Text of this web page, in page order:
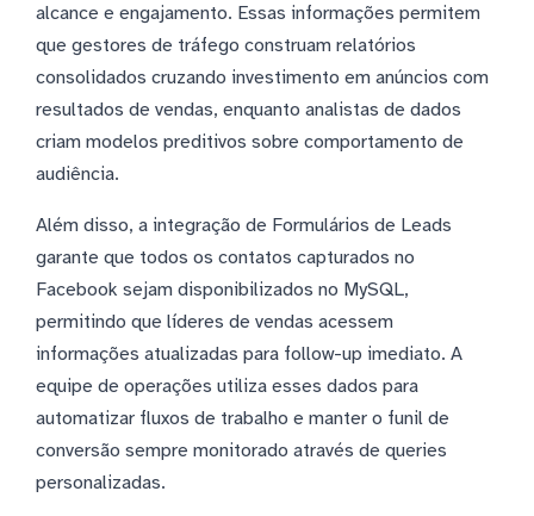
alcance e engajamento. Essas informações permitem
que gestores de tráfego construam relatórios
consolidados cruzando investimento em anúncios com
resultados de vendas, enquanto analistas de dados
criam modelos preditivos sobre comportamento de
audiência.
Além disso, a integração de Formulários de Leads
garante que todos os contatos capturados no
Facebook sejam disponibilizados no MySQL,
permitindo que líderes de vendas acessem
informações atualizadas para follow-up imediato. A
equipe de operações utiliza esses dados para
automatizar fluxos de trabalho e manter o funil de
conversão sempre monitorado através de queries
personalizadas.